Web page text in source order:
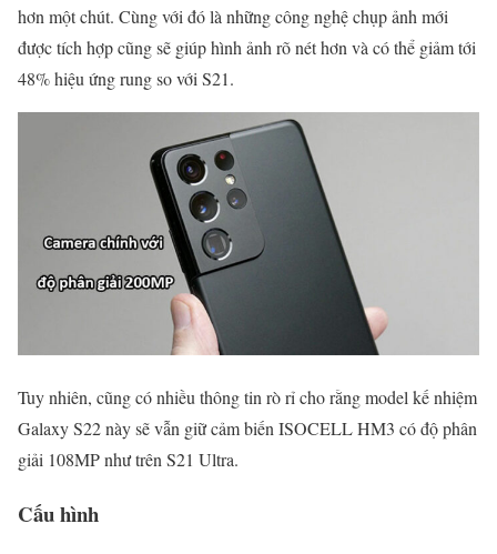
hơn một chút. Cùng với đó là những công nghệ chụp ảnh mới
được tích hợp cũng sẽ giúp hình ảnh rõ nét hơn và có thể giảm tới
48% hiệu ứng rung so với S21.
Tuy nhiên, cũng có nhiều thông tin rò rỉ cho rằng model kế nhiệm
Galaxy S22 này sẽ vẫn giữ cảm biến ISOCELL HM3 có độ phân
giải 108MP như trên S21 Ultra.
Cấu hình